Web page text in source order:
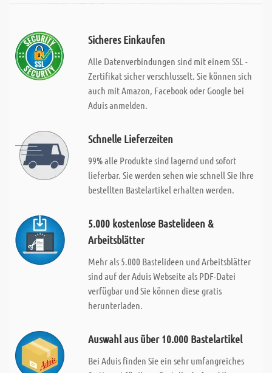
Sicheres Einkaufen
Alle Datenverbindungen sind mit einem SSL -
Zertifikat sicher verschlusselt. Sie können sich
auch mit Amazon, Facebook oder Google bei
Aduis anmelden.
Schnelle Lieferzeiten
99% alle Produkte sind lagernd und sofort
lieferbar. Sie werden sehen wie schnell Sie Ihre
bestellten Bastelartikel erhalten werden.
5.000 kostenlose Bastelideen &
Arbeitsblätter
Mehr als 5.000 Bastelideen und Arbeitsblätter
sind auf der Aduis Webseite als PDF-Datei
verfügbar und Sie können diese gratis
herunterladen.
Auswahl aus über 10.000 Bastelartikel
Bei Aduis finden Sie ein sehr umfangreiches